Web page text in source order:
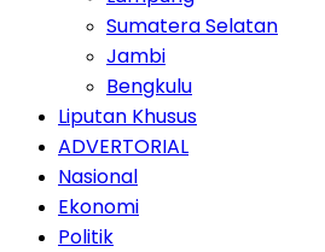
Sumatera Selatan
Jambi
Bengkulu
Liputan Khusus
ADVERTORIAL
Nasional
Ekonomi
Politik